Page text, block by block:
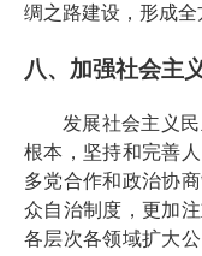
绸之路建设，形成全
八、加强社会主
发展社会主义
根本，坚持和完善
多党合作和政治协
众自治制度，更加
各层次各领域扩大